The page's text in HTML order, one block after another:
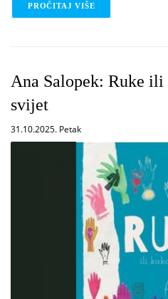
PROČITAJ VIŠE
Ana Salopek: Ruke
svijet
31.10.2025. Petak